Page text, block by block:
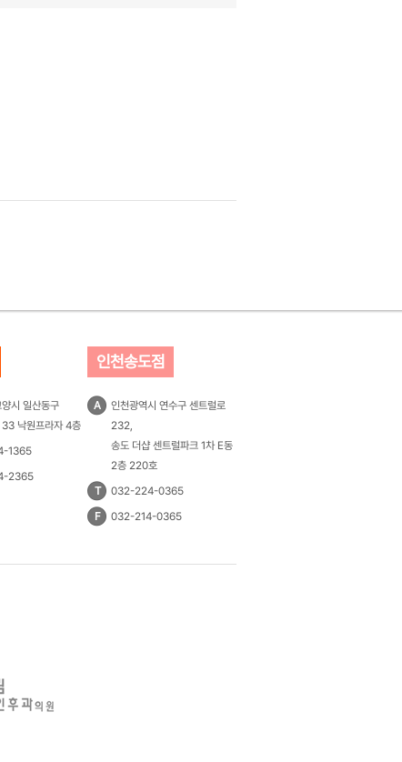
시 일산동구
33 낙원프라자 4층
1365
2365
인천송도점
A
인천광역시 연수구 센트럴로
232,
송도 더샵 센트럴파크 1차 E동
2층 220호
T
032-224-0365
F
032-214-0365